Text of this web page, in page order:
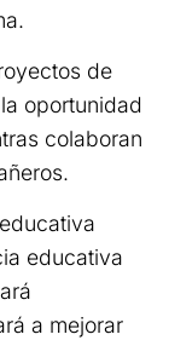
de
oportunidad
colaboran
educativa
a mejorar